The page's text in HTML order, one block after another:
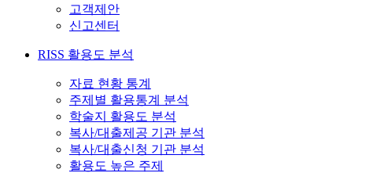
고객제안
신고센터
RISS 활용도 분석
자료 현황 통계
주제별 활용통계 분석
학술지 활용도 분석
복사/대출제공 기관 분석
복사/대출신청 기관 분석
활용도 높은 주제